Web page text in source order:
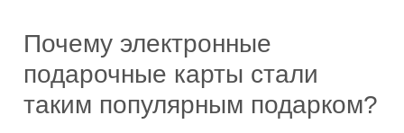
Почему электронные
подарочные карты стали
таким популярным подарком?